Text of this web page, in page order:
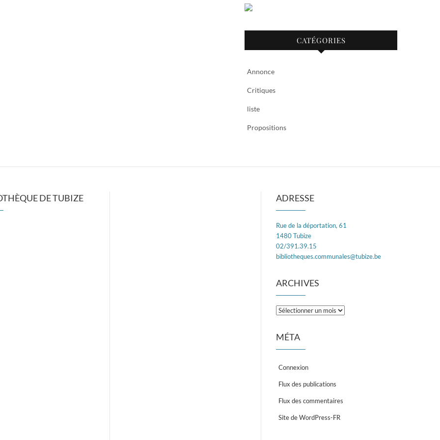
CATÉGORIES
Annonce
Critiques
liste
Propositions
DE TUBIZE ADRESSE
Rue de la déportation, 61
1480 Tubize
02/391.39.15
bibliotheques.communales@tubize.be
ARCHIVES
Archives
MÉTA
Connexion
Flux des publications
Flux des commentaires
Site de WordPress-FR